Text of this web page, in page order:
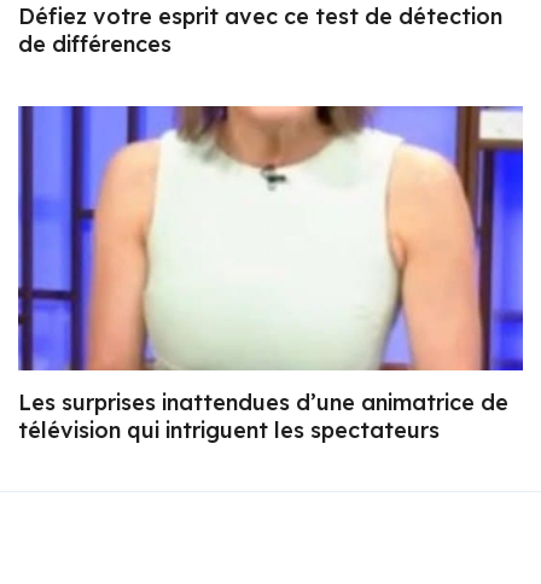
Défiez votre esprit avec ce test de détection
de différences
Les surprises inattendues d’une animatrice de
télévision qui intriguent les spectateurs